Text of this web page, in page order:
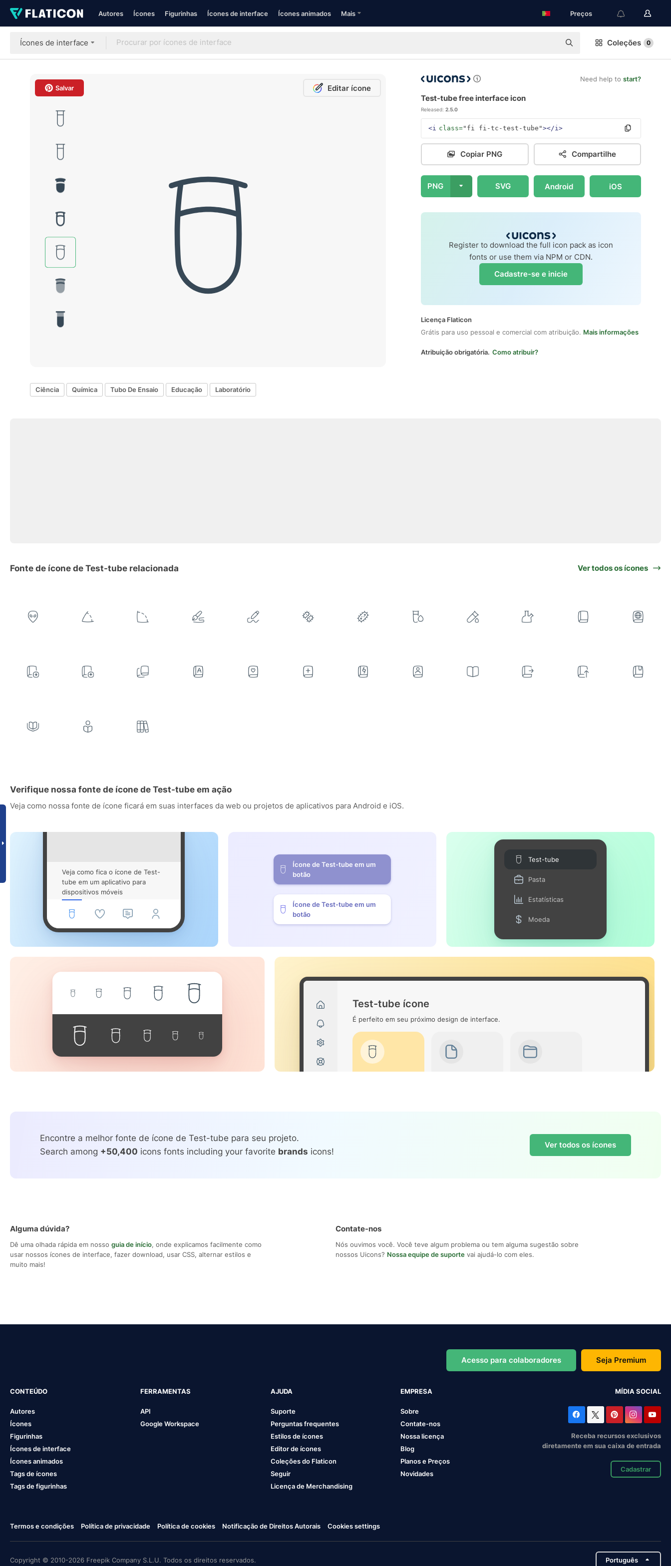
Autores Ícones Figurinhas Ícones de interface Ícones animados Mais Preços
Ícones de interface Coleções 0
Salvar Editar ícone
Need help to start?
Test-tube free interface icon
Released: 2.5.0
<i class="fi fi-tc-test-tube"></i>
Copiar PNG Compartilhe
PNG SVG Android iOS
Register to download the full icon pack as icon
fonts or use them via NPM or CDN.
Cadastre-se e inicie
Licença Flaticon
Grátis para uso pessoal e comercial com atribuição. Mais informações
Atribuição obrigatória. Como atribuir?
Ciência Química Tubo De Ensaio Educação Laboratório
Fonte de ícone de Test-tube relacionada Ver todos os ícones
Verifique nossa fonte de ícone de Test-tube em ação
Veja como nossa fonte de ícone ficará em suas interfaces da web ou projetos de aplicativos para Android e iOS.
Veja como fica o ícone de Test-
tube em um aplicativo para
dispositivos móveis
Ícone de Test-tube em um
botão
Ícone de Test-tube em um
botão
Test-tube
Pasta
Estatísticas
Moeda
Test-tube ícone
É perfeito em seu próximo design de interface.
Encontre a melhor fonte de ícone de Test-tube para seu projeto.
Search among +50,400 icons fonts including your favorite brands icons!
Ver todos os ícones
Alguma dúvida?
Dê uma olhada rápida em nosso guia de início, onde explicamos facilmente como
usar nossos ícones de interface, fazer download, usar CSS, alternar estilos e
muito mais!
Contate-nos
Nós ouvimos você. Você teve algum problema ou tem alguma sugestão sobre
nossos Uicons? Nossa equipe de suporte vai ajudá-lo com eles.
Acesso para colaboradores Seja Premium
CONTEÚDO
Autores
Ícones
Figurinhas
Ícones de interface
Ícones animados
Tags de ícones
Tags de figurinhas
FERRAMENTAS
API
Google Workspace
AJUDA
Suporte
Perguntas frequentes
Estilos de ícones
Editor de ícones
Coleções do Flaticon
Seguir
Licença de Merchandising
EMPRESA
Sobre
Contate-nos
Nossa licença
Blog
Planos e Preços
Novidades
MÍDIA SOCIAL
Receba recursos exclusivos
diretamente em sua caixa de entrada
Cadastrar
Termos e condições Política de privacidade Política de cookies Notificação de Direitos Autorais Cookies settings
Copyright © 2010-2026 Freepik Company S.L.U. Todos os direitos reservados. Português